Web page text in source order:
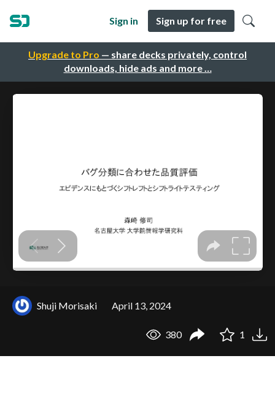
Upgrade to Pro — share decks privately, control
downloads, hide ads and more …
Sign in Sign up for free
Shuji Morisaki April 13, 2024
380 1